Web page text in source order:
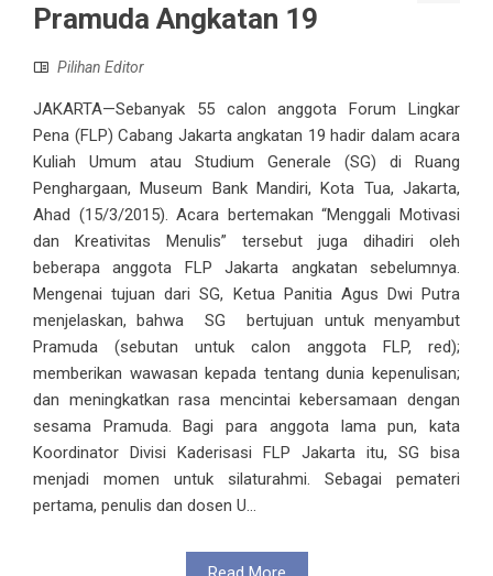
Pramuda Angkatan 19
Pilihan Editor
JAKARTA—Sebanyak 55 calon anggota Forum Lingkar
Pena (FLP) Cabang Jakarta angkatan 19 hadir dalam acara
Kuliah Umum atau Studium Generale (SG) di Ruang
Penghargaan, Museum Bank Mandiri, Kota Tua, Jakarta,
Ahad (15/3/2015). Acara bertemakan “Menggali Motivasi
dan Kreativitas Menulis” tersebut juga dihadiri oleh
beberapa anggota FLP Jakarta angkatan sebelumnya.
Mengenai tujuan dari SG, Ketua Panitia Agus Dwi Putra
menjelaskan, bahwa SG bertujuan untuk menyambut
Pramuda (sebutan untuk calon anggota FLP, red);
memberikan wawasan kepada tentang dunia kepenulisan;
dan meningkatkan rasa mencintai kebersamaan dengan
sesama Pramuda. Bagi para anggota lama pun, kata
Koordinator Divisi Kaderisasi FLP Jakarta itu, SG bisa
menjadi momen untuk silaturahmi. Sebagai pemateri
pertama, penulis dan dosen U...